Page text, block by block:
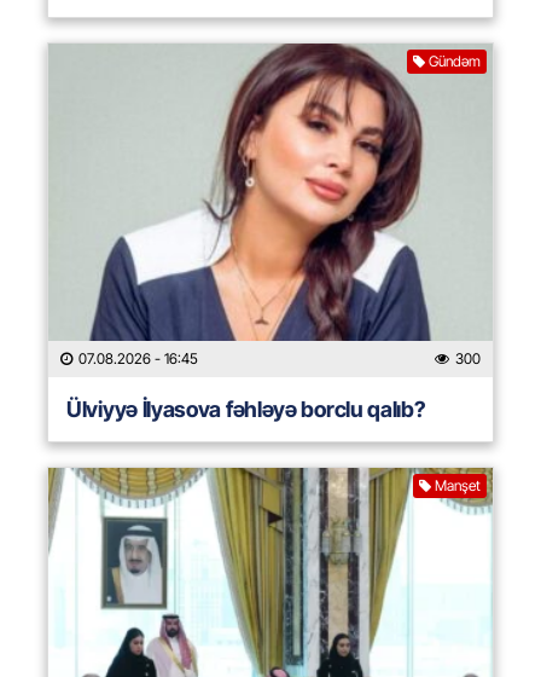
Gündəm
07.08.2026 - 16:45 300
Ülviyyə İlyasova fəhləyə borclu qalıb?
Manşet